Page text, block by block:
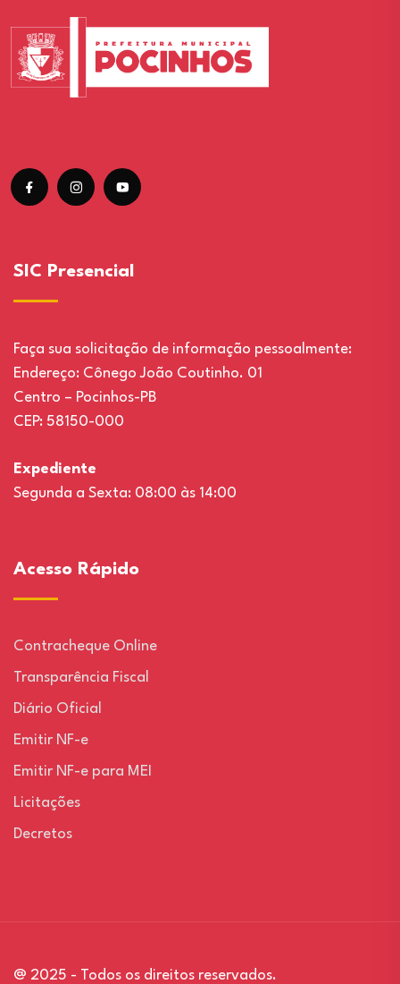
SIC Presencial
Faça sua solicitação de informação pessoalmente:
Endereço: Cônego João Coutinho. 01
Centro – Pocinhos-PB
CEP: 58150-000
Expediente
Segunda a Sexta: 08:00 às 14:00
Acesso Rápido
Contracheque Online
Transparência Fiscal
Diário Oficial
Emitir NF-e
Emitir NF-e para MEI
Licitações
Decretos
@ 2025 - Todos os direitos reservados.